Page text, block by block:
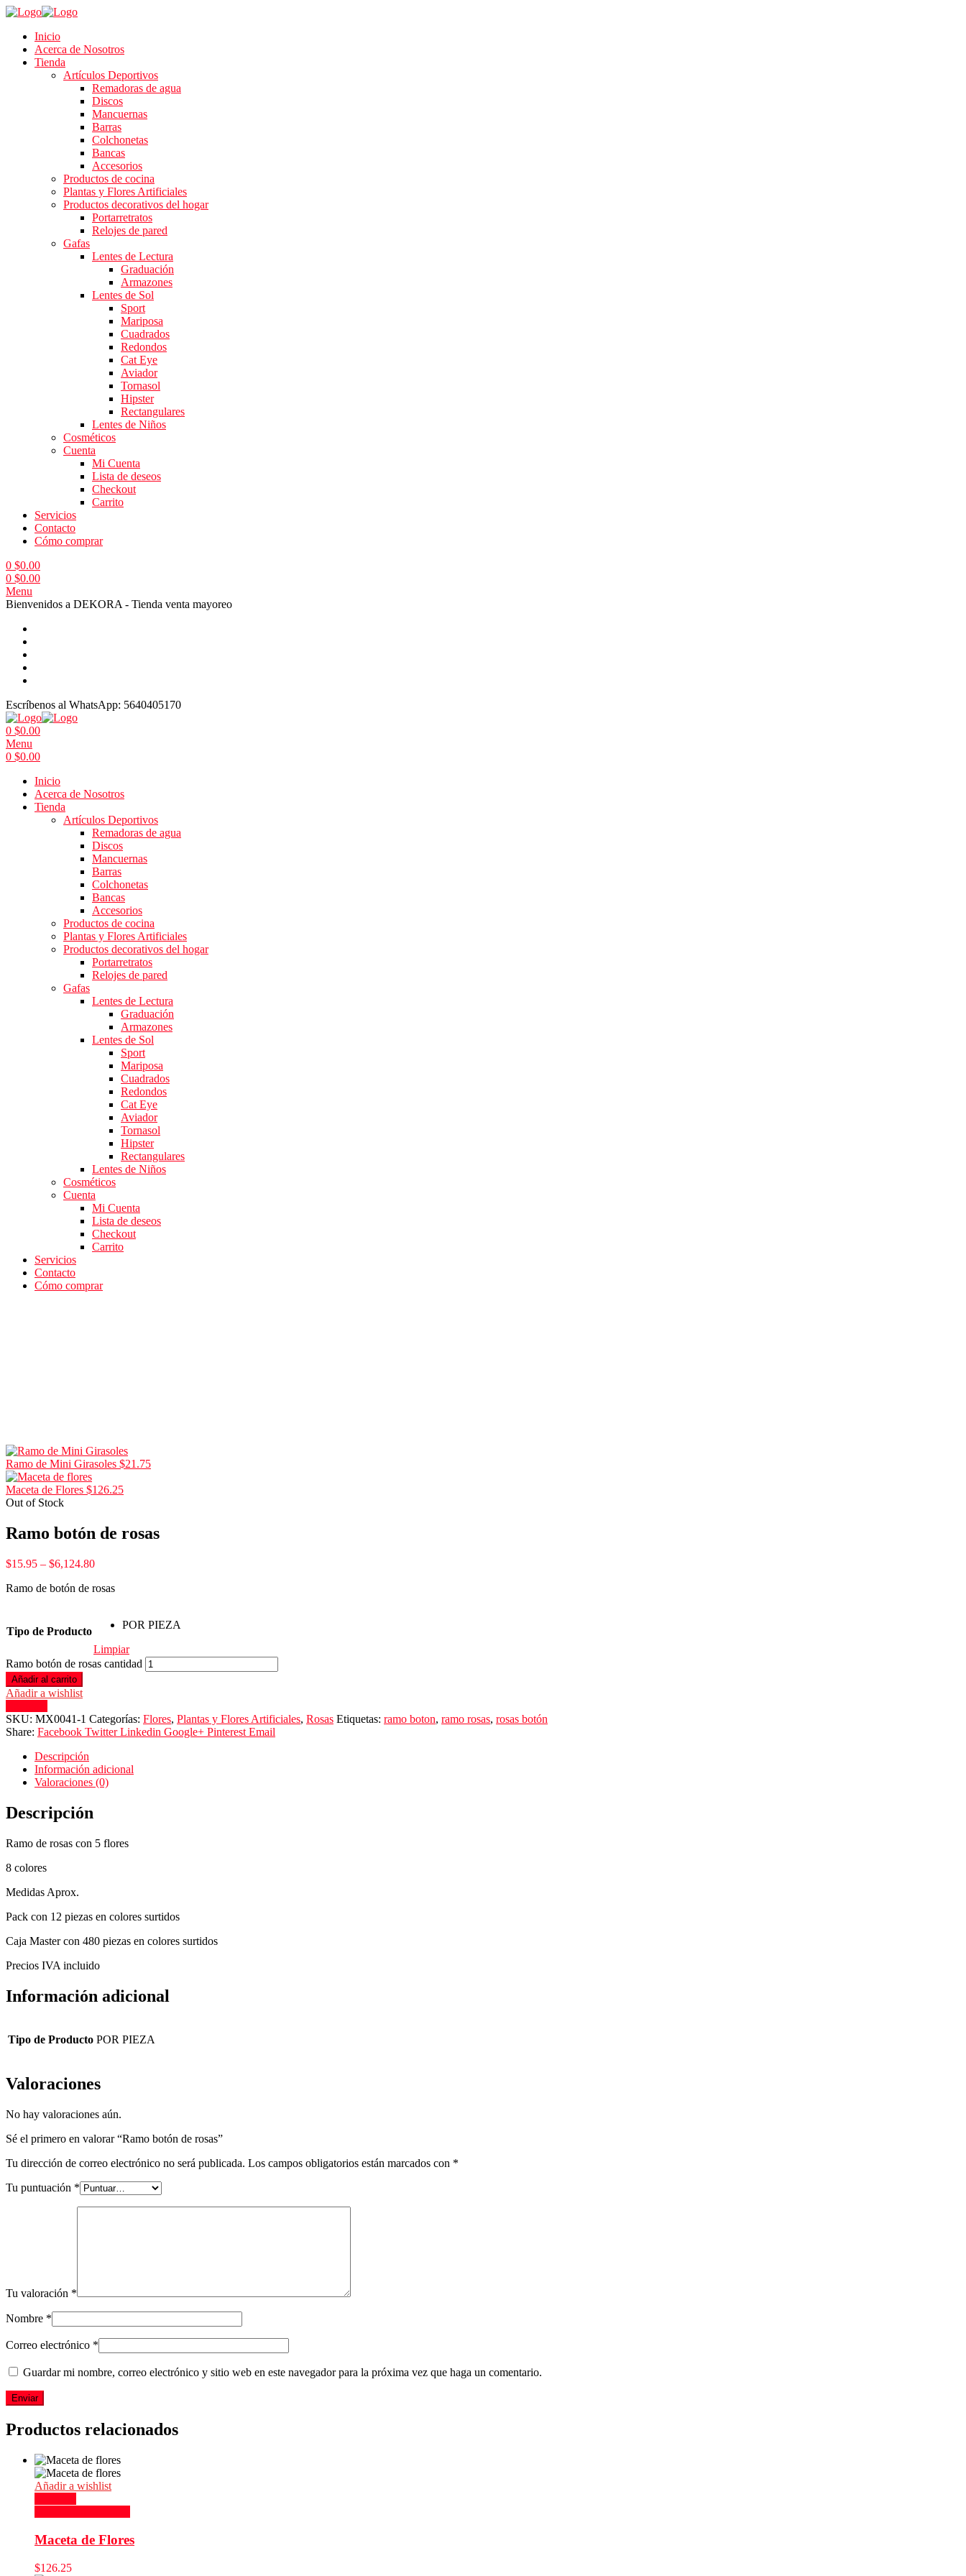
Inicio
Acerca de Nosotros
Tienda
Artículos Deportivos
Remadoras de agua
Discos
Mancuernas
Barras
Colchonetas
Bancas
Accesorios
Productos de cocina
Plantas y Flores Artificiales
Productos decorativos del hogar
Portarretratos
Relojes de pared
Gafas
Lentes de Lectura
Graduación
Armazones
Lentes de Sol
Sport
Mariposa
Cuadrados
Redondos
Cat Eye
Aviador
Tornasol
Hipster
Rectangulares
Lentes de Niños
Cosméticos
Cuenta
Mi Cuenta
Lista de deseos
Checkout
Carrito
Servicios
Contacto
Cómo comprar
0 $0.00
0 $0.00
Menu
Bienvenidos a DEKORA - Tienda venta mayoreo
Escríbenos al WhatsApp: 5640405170
0 $0.00
Menu
0 $0.00
Inicio
Acerca de Nosotros
Tienda
Artículos Deportivos
Remadoras de agua
Discos
Mancuernas
Barras
Colchonetas
Bancas
Accesorios
Productos de cocina
Plantas y Flores Artificiales
Productos decorativos del hogar
Portarretratos
Relojes de pared
Gafas
Lentes de Lectura
Graduación
Armazones
Lentes de Sol
Sport
Mariposa
Cuadrados
Redondos
Cat Eye
Aviador
Tornasol
Hipster
Rectangulares
Lentes de Niños
Cosméticos
Cuenta
Mi Cuenta
Lista de deseos
Checkout
Carrito
Servicios
Contacto
Cómo comprar
Ramo de Mini Girasoles $21.75
Maceta de Flores $126.25
Out of Stock
Ramo botón de rosas
$15.95 – $6,124.80
Ramo de botón de rosas
Tipo de Producto
POR PIEZA
Limpiar
Ramo botón de rosas cantidad
Añadir al carrito
Añadir a wishlist
SKU: MX0041-1 Categorías: Flores, Plantas y Flores Artificiales, Rosas Etiquetas: ramo boton, ramo rosas, rosas botón
Share: Facebook Twitter Linkedin Google+ Pinterest Email
Descripción
Información adicional
Valoraciones (0)
Descripción
Ramo de rosas con 5 flores
8 colores
Medidas Aprox.
Pack con 12 piezas en colores surtidos
Caja Master con 480 piezas en colores surtidos
Precios IVA incluido
Información adicional
Tipo de Producto POR PIEZA
Valoraciones
No hay valoraciones aún.
Sé el primero en valorar “Ramo botón de rosas”
Tu dirección de correo electrónico no será publicada. Los campos obligatorios están marcados con *
Tu puntuación *
Tu valoración *
Nombre *
Correo electrónico *
Guardar mi nombre, correo electrónico y sitio web en este navegador para la próxima vez que haga un comentario.
Productos relacionados
Añadir a wishlist
Maceta de Flores
$126.25